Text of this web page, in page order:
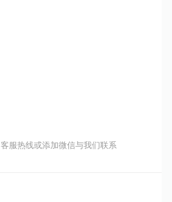
客服热线或添加微信与我们联系